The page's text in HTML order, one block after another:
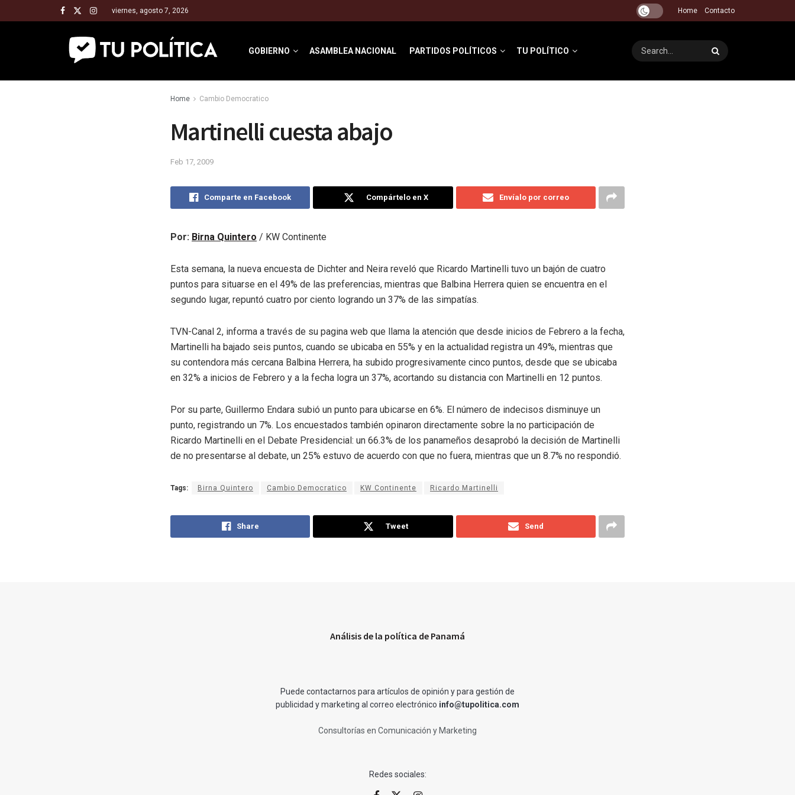
viernes, agosto 7, 2026 Home Contacto
GOBIERNO ASAMBLEA NACIONAL PARTIDOS POLÍTICOS TU POLÍTICO
Home Cambio Democratico
Martinelli cuesta abajo
Feb 17, 2009
Comparte en Facebook Compártelo en X Envíalo por correo
Por: Birna Quintero / KW Continente
Esta semana, la nueva encuesta de Dichter and Neira reveló que Ricardo Martinelli tuvo un bajón de cuatro
puntos para situarse en el 49% de las preferencias, mientras que Balbina Herrera quien se encuentra en el
segundo lugar, repuntó cuatro por ciento logrando un 37% de las simpatías.
TVN-Canal 2, informa a través de su pagina web que llama la atención que desde inicios de Febrero a la fecha,
Martinelli ha bajado seis puntos, cuando se ubicaba en 55% y en la actualidad registra un 49%, mientras que
su contendora más cercana Balbina Herrera, ha subido progresivamente cinco puntos, desde que se ubicaba
en 32% a inicios de Febrero y a la fecha logra un 37%, acortando su distancia con Martinelli en 12 puntos.
Por su parte, Guillermo Endara subió un punto para ubicarse en 6%. El número de indecisos disminuye un
punto, registrando un 7%. Los encuestados también opinaron directamente sobre la no participación de
Ricardo Martinelli en el Debate Presidencial: un 66.3% de los panameños desaprobó la decisión de Martinelli
de no presentarse al debate, un 25% estuvo de acuerdo con que no fuera, mientras que un 8.7% no respondió.
Tags: Birna Quintero Cambio Democratico KW Continente Ricardo Martinelli
Share Tweet Send
Análisis de la política de Panamá
Puede contactarnos para artículos de opinión y para gestión de
publicidad y marketing al correo electrónico info@tupolitica.com
Consultorías en Comunicación y Marketing
Redes sociales: